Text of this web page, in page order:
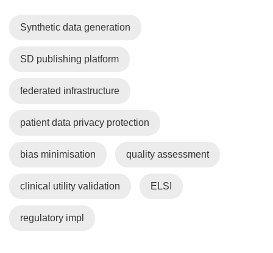
Synthetic data generation
SD publishing platform
federated infrastructure
patient data privacy protection
bias minimisation quality assessment
clinical utility validation ELSI
regulatory impl